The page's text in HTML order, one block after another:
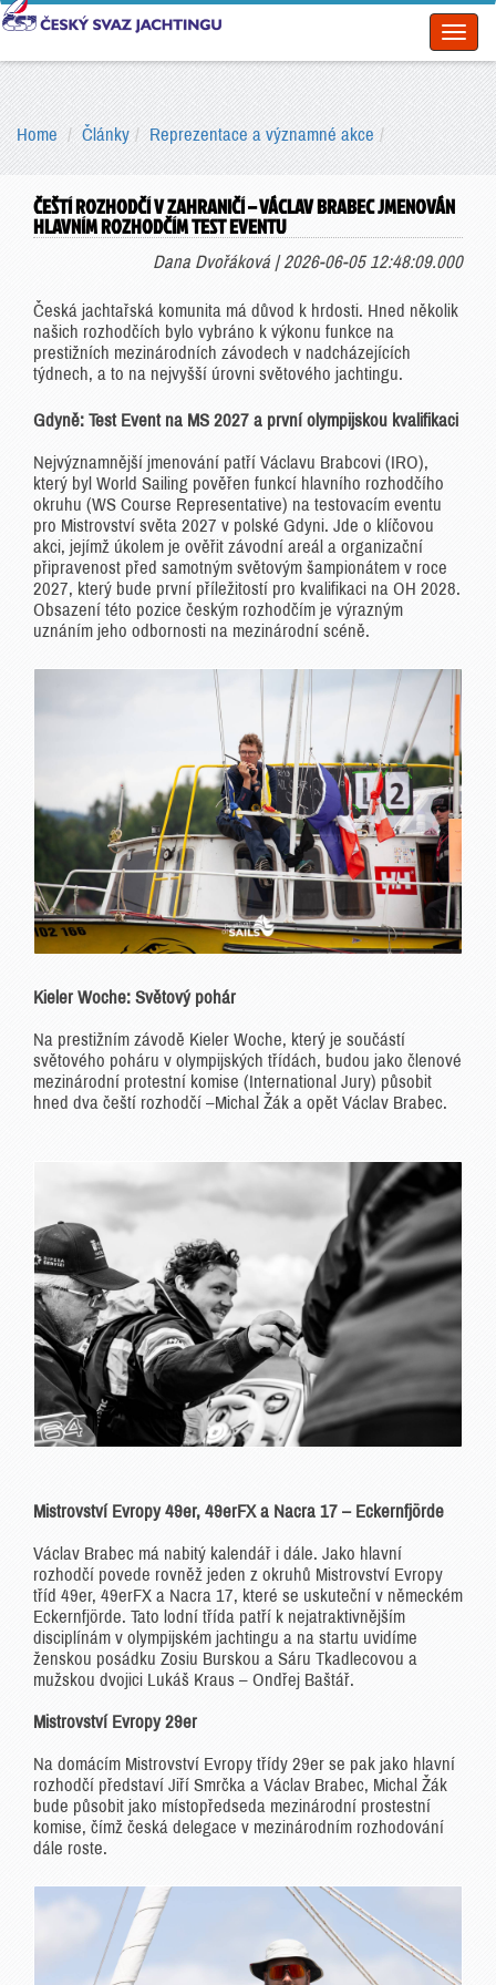
Home Články Reprezentace a významné akce
ČEŠTÍ ROZHODČÍ V ZAHRANIČÍ – VÁCLAV BRABEC JMENOVÁN
HLAVNÍM ROZHODČÍM TEST EVENTU
Dana Dvořáková | 2026-06-05 12:48:09.000
Česká jachtařská komunita má důvod k hrdosti. Hned několik
našich rozhodčích bylo vybráno k výkonu funkce na
prestižních mezinárodních závodech v nadcházejících
týdnech, a to na nejvyšší úrovni světového jachtingu.
Gdyně: Test Event na MS 2027 a první olympijskou kvalifikaci
Nejvýznamnější jmenování patří Václavu Brabcovi (IRO),
který byl World Sailing pověřen funkcí hlavního rozhodčího
okruhu (WS Course Representative) na testovacím eventu
pro Mistrovství světa 2027 v polské Gdyni. Jde o klíčovou
akci, jejímž úkolem je ověřit závodní areál a organizační
připravenost před samotným světovým šampionátem v roce
2027, který bude první příležitostí pro kvalifikaci na OH 2028.
Obsazení této pozice českým rozhodčím je výrazným
uznáním jeho odbornosti na mezinárodní scéně.
Kieler Woche: Světový pohár
Na prestižním závodě Kieler Woche, který je součástí
světového poháru v olympijských třídách, budou jako členové
mezinárodní protestní komise (International Jury) působit
hned dva čeští rozhodčí –Michal Žák a opět Václav Brabec.
Mistrovství Evropy 49er, 49erFX a Nacra 17 – Eckernfjörde
Václav Brabec má nabitý kalendář i dále. Jako hlavní
rozhodčí povede rovněž jeden z okruhů Mistrovství Evropy
tříd 49er, 49erFX a Nacra 17, které se uskuteční v německém
Eckernfjörde. Tato lodní třída patří k nejatraktivnějším
disciplínám v olympijském jachtingu a na startu uvidíme
ženskou posádku Zosiu Burskou a Sáru Tkadlecovou a
mužskou dvojici Lukáš Kraus – Ondřej Baštář.
Mistrovství Evropy 29er
Na domácím Mistrovství Evropy třídy 29er se pak jako hlavní
rozhodčí představí Jiří Smrčka a Václav Brabec, Michal Žák
bude působit jako místopředseda mezinárodní prostestní
komise, čímž česká delegace v mezinárodním rozhodování
dále roste.